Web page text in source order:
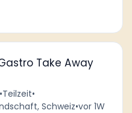
Take Away
Teilzeit•
Schweiz•vor 1W